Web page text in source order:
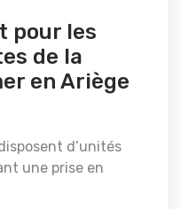
pour les
de la
en Ariège
d’unités
une prise en